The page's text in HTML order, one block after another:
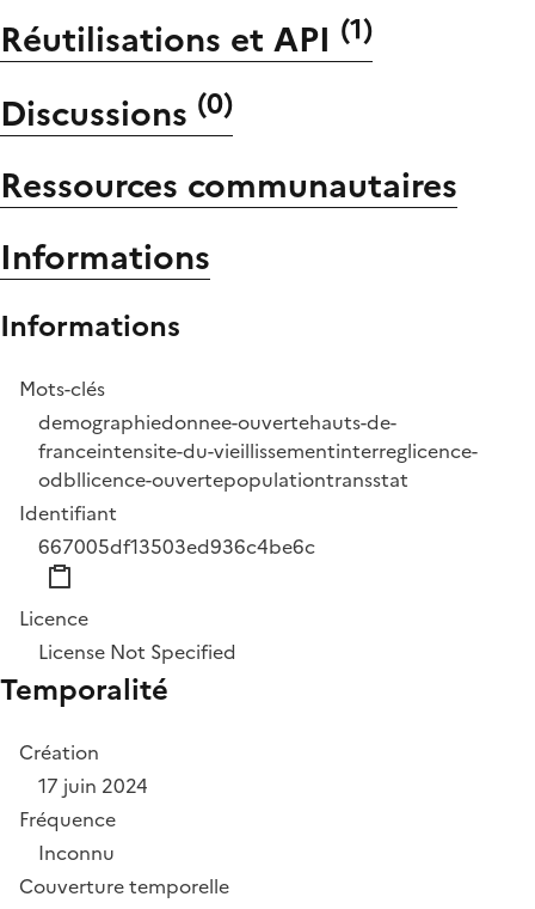
Réutilisations et API (1)
Discussions (0)
Ressources communautaires
Informations
Informations
Mots-clés
demographiedonnee-ouvertehauts-de-
franceintensite-du-vieillissementinterreglicence-
odbllicence-ouvertepopulationtransstat
Identifiant
667005df13503ed936c4be6c
Licence
License Not Specified
Temporalité
Création
17 juin 2024
Fréquence
Inconnu
Couverture temporelle